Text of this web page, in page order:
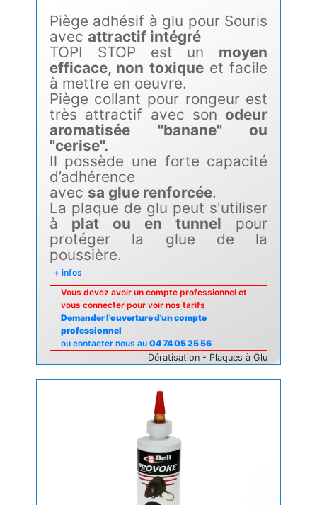
Piège adhésif à glu pour Souris
avec attractif intégré
TOPI STOP est un moyen
efficace, non toxiqueet facile
à mettre en oeuvre.
Piège collant pour rongeur est
très attractif avec sonodeur
aromatisée "banane" ou
"cerise".
Il possède une forte capacité
d’adhérence
avec sa glue renforcée.
La plaque de glu peut s'utiliser
à plat ou en tunnel pour
protéger la glue de la
poussière.
+ infos
Vous devez avoir un compte professionnel et
vous connecter pour voir nos tarifs
Demander l'ouverture d'un compte
professionnel
ou contacter nous au 04 74 05 25 56
Dératisation - Plaques à Glu